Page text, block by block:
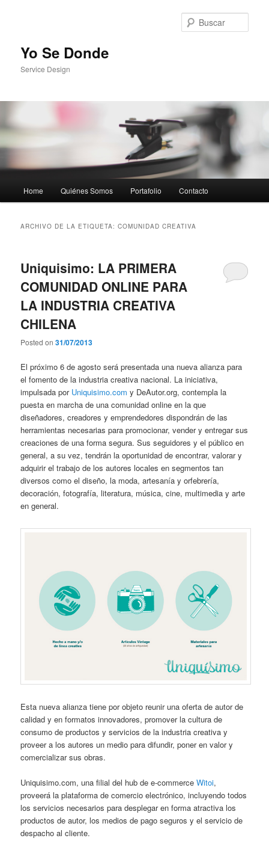
Yo Se Donde
Service Design
Ir al contenido principal
Ir al contenido secundario
Home Quiénes Somos Portafolio Contacto
ARCHIVO DE LA ETIQUETA:COMUNIDAD CREATIVA
Uniquisimo: LA PRIMERA
COMUNIDAD ONLINE PARA
LA INDUSTRIA CREATIVA
CHILENA
Posted on31/07/2013
El próximo 6 de agosto será presentada una nueva alianza para
el fomento de la industria creativa nacional. La iniciativa,
impulsada por Uniquisimo.com y DeAutor.org, contempla la
puesta en marcha de una comunidad online en la que
diseñadores, creadores y emprendedores dispondrán de las
herramientas necesarias para promocionar, vender y entregar sus
creaciones de una forma segura. Sus seguidores y el público en
general, a su vez, tendrán la oportunidad de encontrar, valorar y
adquirir el trabajo de los autores locales en segmentos tan
diversos como el diseño, la moda, artesanía y orfebrería,
decoración, fotografía, literatura, música, cine, multimedia y arte
en general.
Esta nueva alianza tiene por objeto reunir una oferta de autor de
calidad y en formatos innovadores, promover la cultura de
consumo de productos y servicios de la industria creativa y
proveer a los autores un medio para difundir, poner en valor y
comercializar sus obras.
Uniquisimo.com, una filial del hub de e-commerceWitoi,
proveerá la plataforma de comercio electrónico, incluyendo todos
los servicios necesarios para desplegar en forma atractiva los
productos de autor, los medios de pago seguros y el servicio de
despacho al cliente.